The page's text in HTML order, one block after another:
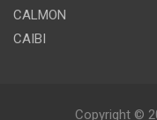
CALMON
CAIBI
Copyright ©